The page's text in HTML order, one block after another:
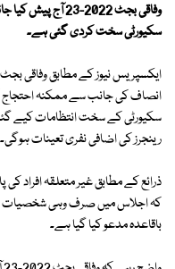
وفاقی بجٹ 2022-
سکیورٹی سخت کردی گئی ہے۔
ایکسپریس نیوز کے مطابق وفاقی
انصاف کی جانب سے ممکنہ احتجاج
سکیورٹی کے سخت انتظامات کیے
رینجرز کی اضافی نفری تعینات ہوگی۔
ذرائع کے مطابق غیر متعلقہ افراد
کہ اجلاس میں صرف وہی شخصیات
باقاعدہ مدعو کیا گیا ہے۔